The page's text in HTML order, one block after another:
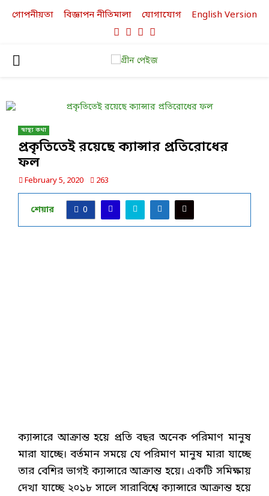
গোপনীয়তা বিজ্ঞাপন নীতিমালা যোগাযোগ English Version
Facebook
TwitterLinkedin
PRIMARY
স্বাস্থ্য কথা
প্রকৃতিতেই রয়েছে ক্যান্সার প্রতিরোধের
ফল
February 5, 2020 263
শেয়ার 0
ক্যান্সারে আক্রান্ত হয়ে প্রতি বছর অনেক পরিমাণ মানুষ
মারা যাচ্ছে। বর্তমান সময়ে যে পরিমাণ মানুষ মারা যাচ্ছে
তার বেশির ভাগই ক্যান্সারে আক্রান্ত হয়ে। একটি সমিক্ষায়
দেখা যাচ্ছে ২০১৮ সালে সারাবিশ্বে ক্যান্সারে আক্রান্ত হয়ে